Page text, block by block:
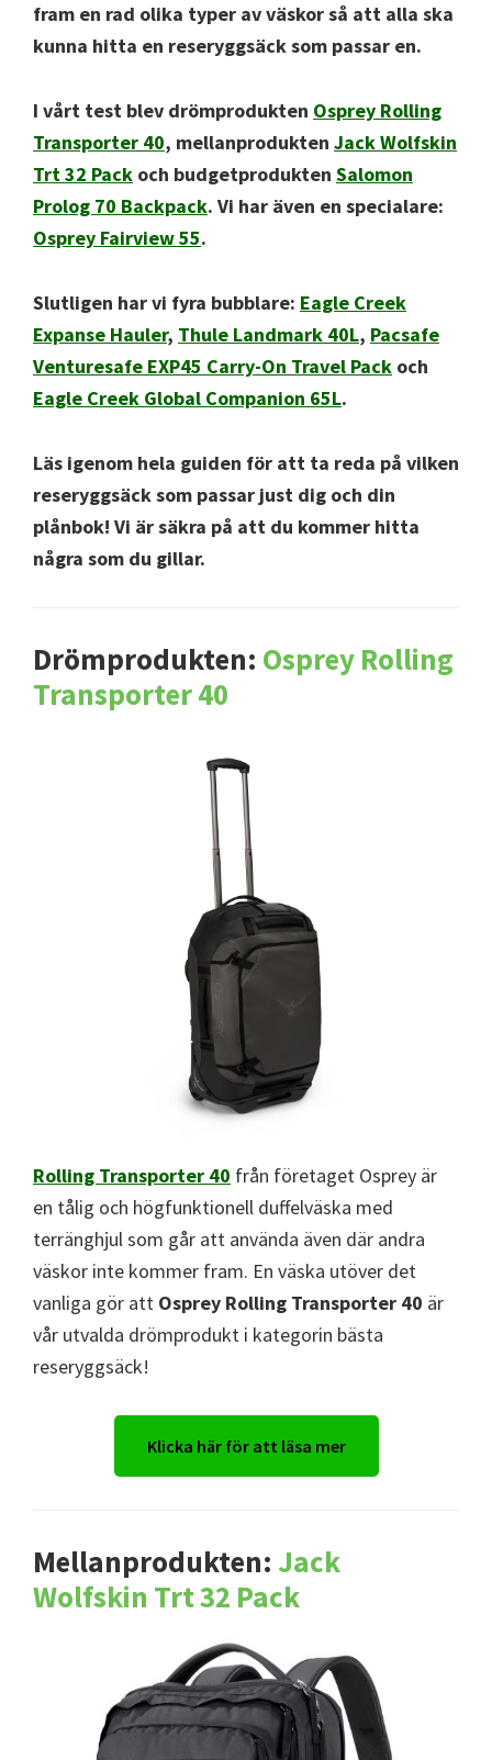
fram en rad olika typer av väskor så att alla ska
kunna hitta en reseryggsäck som passar en.
I vårt test blev drömprodukten Osprey Rolling
Transporter 40, mellanprodukten Jack Wolfskin
Trt 32 Pack och budgetprodukten Salomon
Prolog 70 Backpack. Vi har även en specialare:
Osprey Fairview 55.
Slutligen har vi fyra bubblare: Eagle Creek
Expanse Hauler, Thule Landmark 40L, Pacsafe
Venturesafe EXP45 Carry-On Travel Pack och
Eagle Creek Global Companion 65L.
Läs igenom hela guiden för att ta reda på vilken
reseryggsäck som passar just dig och din
plånbok! Vi är säkra på att du kommer hitta
några som du gillar.
Drömprodukten: Osprey Rolling
Transporter 40
Rolling Transporter 40 från företaget Osprey är
en tålig och högfunktionell duffelväska med
terränghjul som går att använda även där andra
väskor inte kommer fram. En väska utöver det
vanliga gör att Osprey Rolling Transporter 40 är
vår utvalda drömprodukt i kategorin bästa
reseryggsäck!
Klicka här för att läsa mer
Mellanprodukten: Jack
Wolfskin Trt 32 Pack